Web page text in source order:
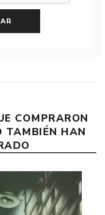
COMPRARON
TAMBIÉN HAN